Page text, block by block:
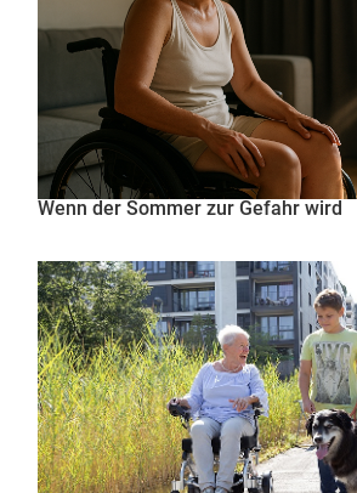
Wenn der Sommer zur Gefahr wird